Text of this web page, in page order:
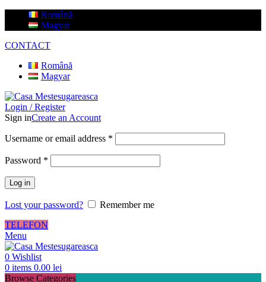
Română
Magyar
CONTACT
Română
Magyar
Login / Register
Sign inCreate an Account
Username or email address *
Password *
Log in
Lost your password?
Remember me
TELEFON
Menu
0 Wishlist
0 items 0.00 lei
Browse Categories